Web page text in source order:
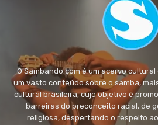
O Sambando.com é um acervo
um vasto conteúdo sobre o samba,
cultural brasileira, cujo objetivo é
barreiras do preconceito racial, de
religiosa, despertando o respeito